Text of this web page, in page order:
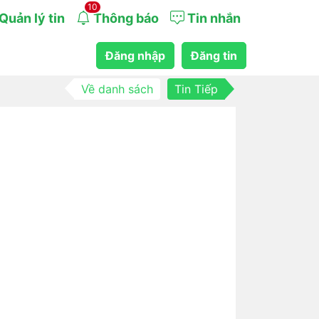
lý tin
10
Thông báo Tin nhắn
Đăng nhập Đăng tin
Về danh sách Tin Tiếp